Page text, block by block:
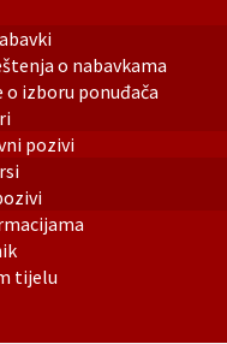
o nabavkama
o izboru ponuđača
pozivi
tijelu